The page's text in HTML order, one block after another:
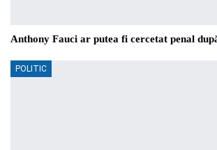
Anthony Fauci ar putea fi cercetat penal
POLITIC